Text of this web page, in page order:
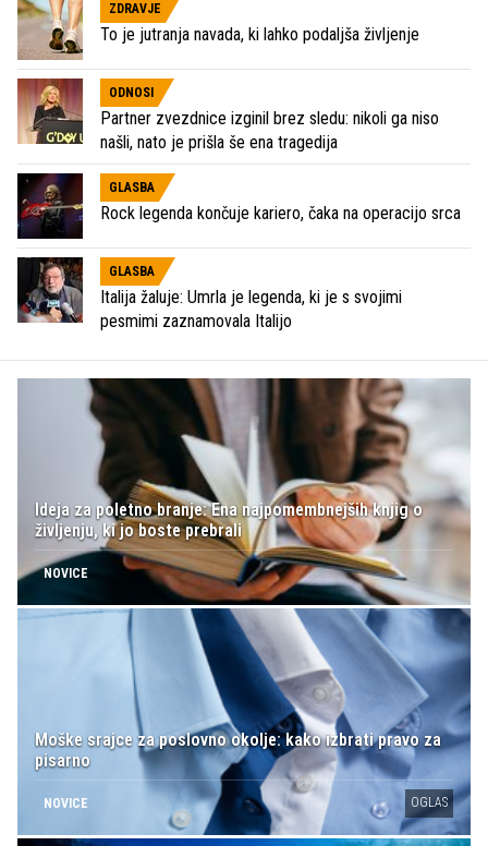
ZDRAVJE
To je jutranja navada, ki lahko podaljša življenje
ODNOSI
Partner zvezdnice izginil brez sledu: nikoli ga niso
našli, nato je prišla še ena tragedija
GLASBA
Rock legenda končuje kariero, čaka na operacijo srca
GLASBA
Italija žaluje: Umrla je legenda, ki je s svojimi
pesmimi zaznamovala Italijo
Ideja za poletno branje: Ena najpomembnejših knjig o
življenju, ki jo boste prebrali
NOVICE
Moške srajce za poslovno okolje: kako izbrati pravo za
pisarno
NOVICE OGLAS